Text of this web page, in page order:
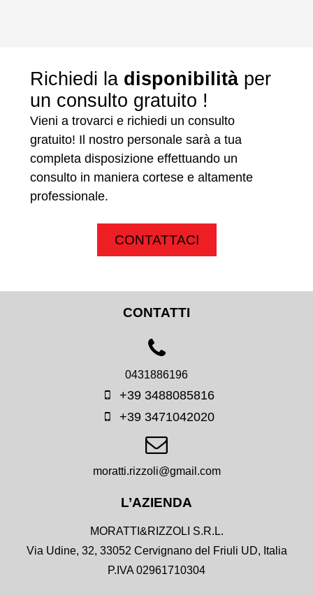
Richiedi la disponibilità per
un consulto gratuito !
Vieni a trovarci e richiedi un consulto
gratuito! Il nostro personale sarà a tua
completa disposizione effettuando un
consulto in maniera cortese e altamente
professionale.
CONTATTACI
CONTATTI
0431886196
+39 3488085816
+39 3471042020
moratti.rizzoli@gmail.com
L’AZIENDA
MORATTI&RIZZOLI S.R.L.
Via Udine, 32, 33052 Cervignano del Friuli UD, Italia
P.IVA 02961710304